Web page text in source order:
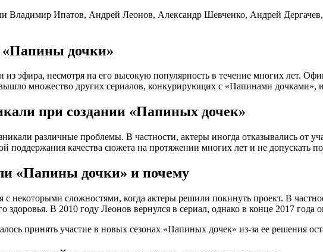
Владимир Ипатов, Андрей Леонов, Александр Шевченко, Андрей
дочки»
эфира, несмотря на его высокую популярность в течение многих лет.
множество других сериалов, конкурирующих с «Папинами дочками»,
при создании «Папиных дочек»
различные проблемы. В частности, актеры иногда отказывались от
поддержания качества сюжета на протяжении многих лет и не допускать
«Папины дочки» и почему
некоторыми сложностями, когда актеры решили покинуть проект. В
здоровья. В 2010 году Леонов вернулся в сериал, однако в конце 2017 года
принять участие в новых сезонах «Папиных дочек» из-за ее решения